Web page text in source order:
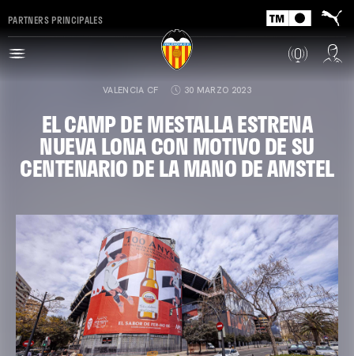
PARTNERS PRINCIPALES
VALENCIA CF 30 MARZO 2023
EL CAMP DE MESTALLA ESTRENA
NUEVA LONA CON MOTIVO DE SU
CENTENARIO DE LA MANO DE AMSTEL